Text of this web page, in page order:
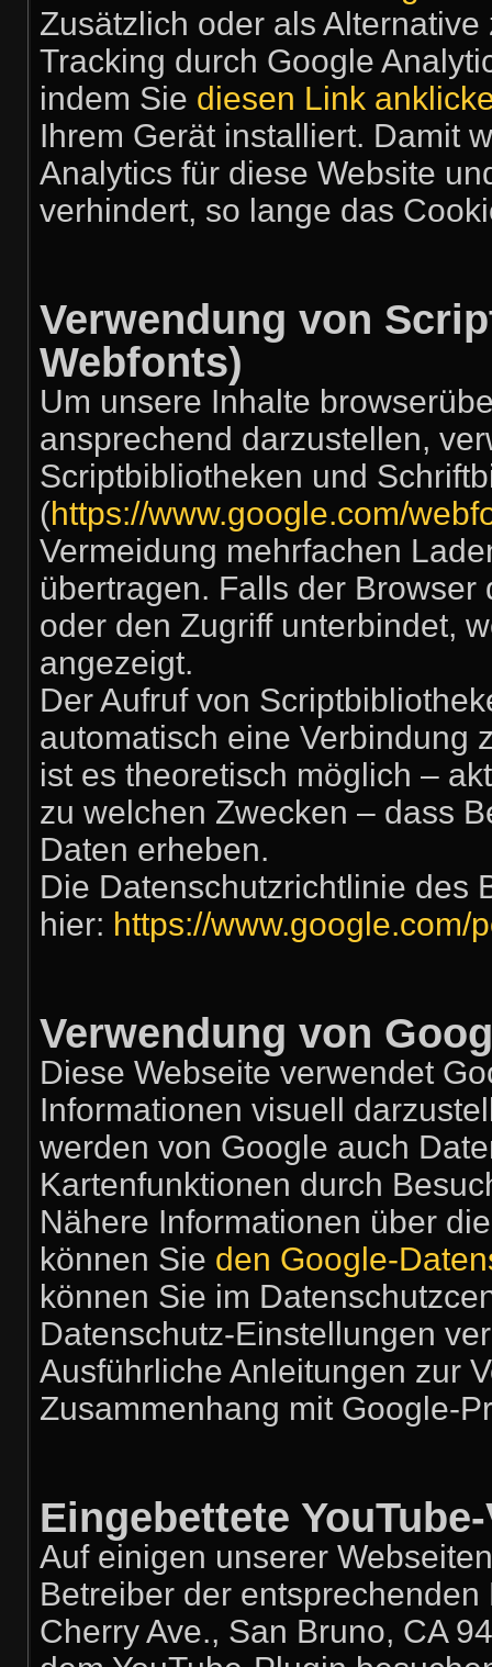
Zusätzlich oder als
Tracking durch Google
indem Sie diesen Link
Ihrem Gerät installiert. Damit
Analytics für diese Website
verhindert, so lange das
Verwendung von
Webfonts)
Um unsere Inhalte
ansprechend darzustellen,
Scriptbibliotheken und
(https://www.google.com/
Vermeidung mehrfachen
übertragen. Falls der
oder den Zugriff unterbindet,
angezeigt.
Der Aufruf von
automatisch eine Verbindung
ist es theoretisch möglich –
zu welchen Zwecken – dass
Daten erheben.
Die Datenschutzrichtlinie des
hier: https://www.google.com/
Verwendung von
Diese Webseite verwendet
Informationen visuell
werden von Google auch
Kartenfunktionen durch
Nähere Informationen über
können Sie den Google-
können Sie im
Datenschutz-Einstellungen
Ausführliche Anleitungen zur
Zusammenhang mit Google-
Eingebettete
Auf einigen unserer
Betreiber der
Cherry Ave., San Bruno, CA